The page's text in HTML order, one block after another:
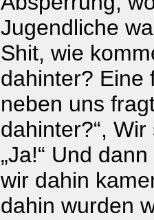
Jugendliche
Shit, wie
dahinter? Eine
neben uns
dahinter?“,
„Ja!“ Und
wir dahin
dahin wurden